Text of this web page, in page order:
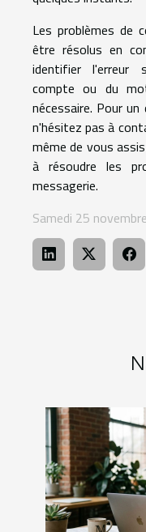
Les problèmes de
être résolus en
identifier l'erreur
compte ou du
nécessaire. Pour
n'hésitez pas à
même de vous
à résoudre les
messagerie.
Samedi 25